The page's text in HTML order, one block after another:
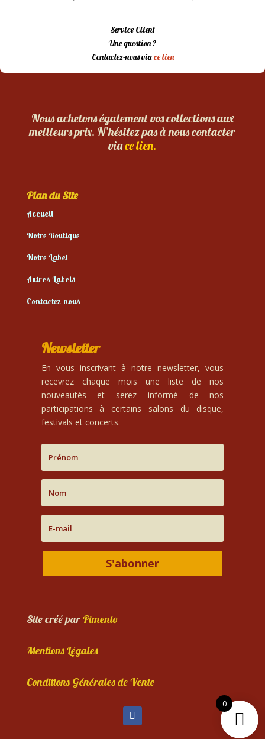
Service Client
Une question ?
Contactez-nous viace lien
Nous achetons également vos collections aux
meilleurs prix. N’hésitez pas à nous contacter
viace lien.
Plan du Site
Accueil
Notre Boutique
Notre Label
Autres Labels
Contactez-nous
Newsletter
En vous inscrivant à notre newsletter, vous
recevrez chaque mois une liste de nos
nouveautés et serez informé de nos
participations à certains salons du disque,
festivals et concerts.
S'abonner
Site créé parPimento
Mentions Légales
Conditions Générales de Vente
0